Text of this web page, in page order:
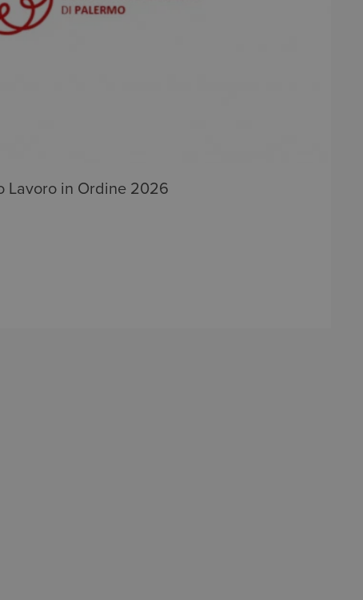
Lavoro in Ordine 2026